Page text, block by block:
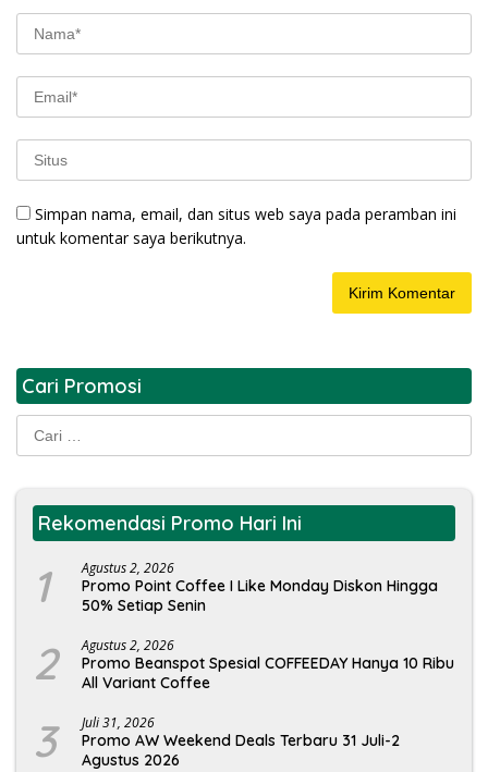
Simpan nama, email, dan situs web saya pada peramban ini
untuk komentar saya berikutnya.
Cari Promosi
Cari
untuk:
Rekomendasi Promo Hari Ini
1 Agustus 2, 2026
Promo Point Coffee I Like Monday Diskon Hingga
50% Setiap Senin
2 Agustus 2, 2026
Promo Beanspot Spesial COFFEEDAY Hanya 10 Ribu
All Variant Coffee
3 Juli 31, 2026
Promo AW Weekend Deals Terbaru 31 Juli-2
Agustus 2026